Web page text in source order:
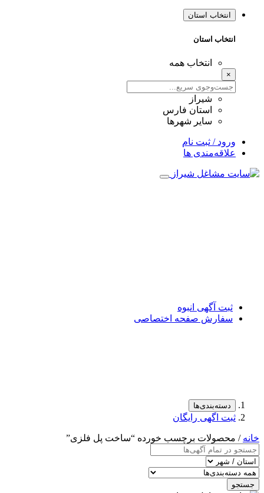
انتخاب استان
انتخاب استان
انتخاب همه
×
شیراز
استان فارس
سایر شهرها
ورود / ثبت نام
علاقه‌مندی ها
ثبت آگهی انبوه
سفارش صفحه اختصاصی
دسته‌بندی‌ها
ثبت اگهی رایگان
خانه / محصولات برچسب خورده “ساخت پل فلزی”
جستجو